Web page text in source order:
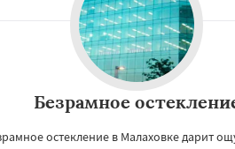
Менделеевск
Некрасовское
Правдинский
Свердловск
Томилино Тучково
Черкизово Черусти
Безрамное
остекление в Малаховке дарит